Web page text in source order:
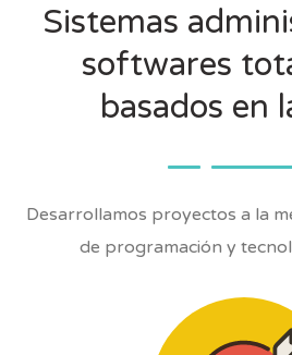
Sistemas
softwares
basados en
Desarrollamos proyectos a la
de programación y